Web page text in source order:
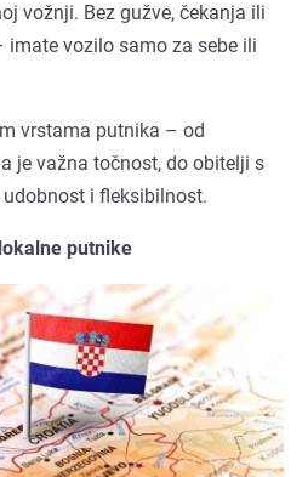
vožnji. Bez gužve, čekanja ili
vozilo samo za sebe ili
vrstama putnika – od
je važna točnost, do obitelji s
i fleksibilnost.
putnike